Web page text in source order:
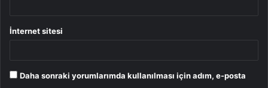
İnternet sitesi
Daha sonraki yorumlarımda kullanılması için adım, e-posta